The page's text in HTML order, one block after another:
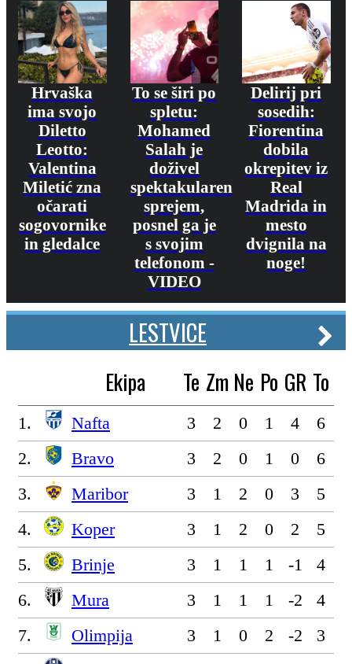
Hrvaška
ima svojo
Diletto
Leotto:
Valentina
Miletić zna
očarati
sogovornike
in gledalce
To se širi po
spletu:
Mohamed
Salah je
doživel
spektakularen
sprejem,
posnel ga je
s svojim
telefonom -
VIDEO
Delirij pri
sosedih:
Fiorentina
dobila
okrepitev iz
Real
Madrida in
mesto
dvignila na
noge!
LESTVICE
Ekipa Te Zm Ne Po GR To
1. Nafta 3 2 0 1 4
6
2.
Bravo 3 2 0 1 0
6
3.
Maribor 3 1 2 0 3
5
4.
Koper 3 1 2 0 2
5
5.
Brinje 3 1 1 1 -1
4
6.
Mura 3 1 1 1 -2
4
7.
Olimpija 3 1 0 2 -2
3